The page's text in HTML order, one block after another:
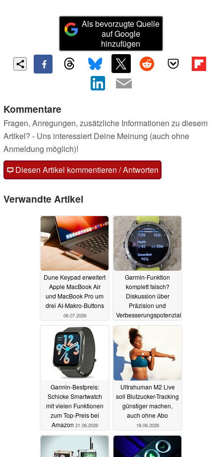
Als bevorzugte Quelle
auf Google
hinzufügen
Kommentare
Fragen, Anregungen, zusätzliche Informationen zu diesem
Artikel? - Uns interessiert Deine Meinung (auch ohne
Anmeldung möglich)!
Diesen Artikel kommentieren / Antworten
Verwandte Artikel
Dune Keypad erweitert
Apple MacBook Air
und MacBook Pro um
drei AI-Makro-Buttons
06.07.2026
Garmin-Funktion
komplett falsch?
Diskussion über
Präzision und
Verbesserungspotenziale
21.06.2026
Garmin-Bestpreis:
Schicke Smartwatch
mit vielen Funktionen
zum Top-Preis bei
Amazon 21.06.2026
Ultrahuman M2 Live
soll Blutzucker-Tracking
günstiger machen,
auch ohne Abo
18.06.2026